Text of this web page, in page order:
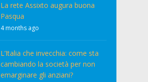
La rete Assixto augura buona
Pasqua
4 months ago
L’Italia che invecchia: come sta
cambiando la società per non
emarginare gli anziani?